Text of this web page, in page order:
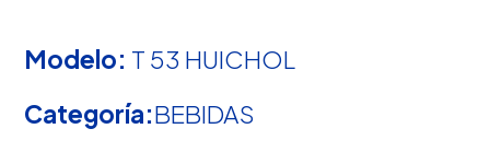
Modelo: T 53 HUICHOL
Categoría:BEBIDAS